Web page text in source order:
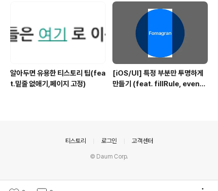
알아두면 유용한 티스토리 팁(fea
t.밑줄 없애기,페이지 고정)
[iOS/UI] 특정 부분만 투명하게
만들기 (feat. fillRule, evenO
티스토리 로그인 고객센터
© Daum Corp.